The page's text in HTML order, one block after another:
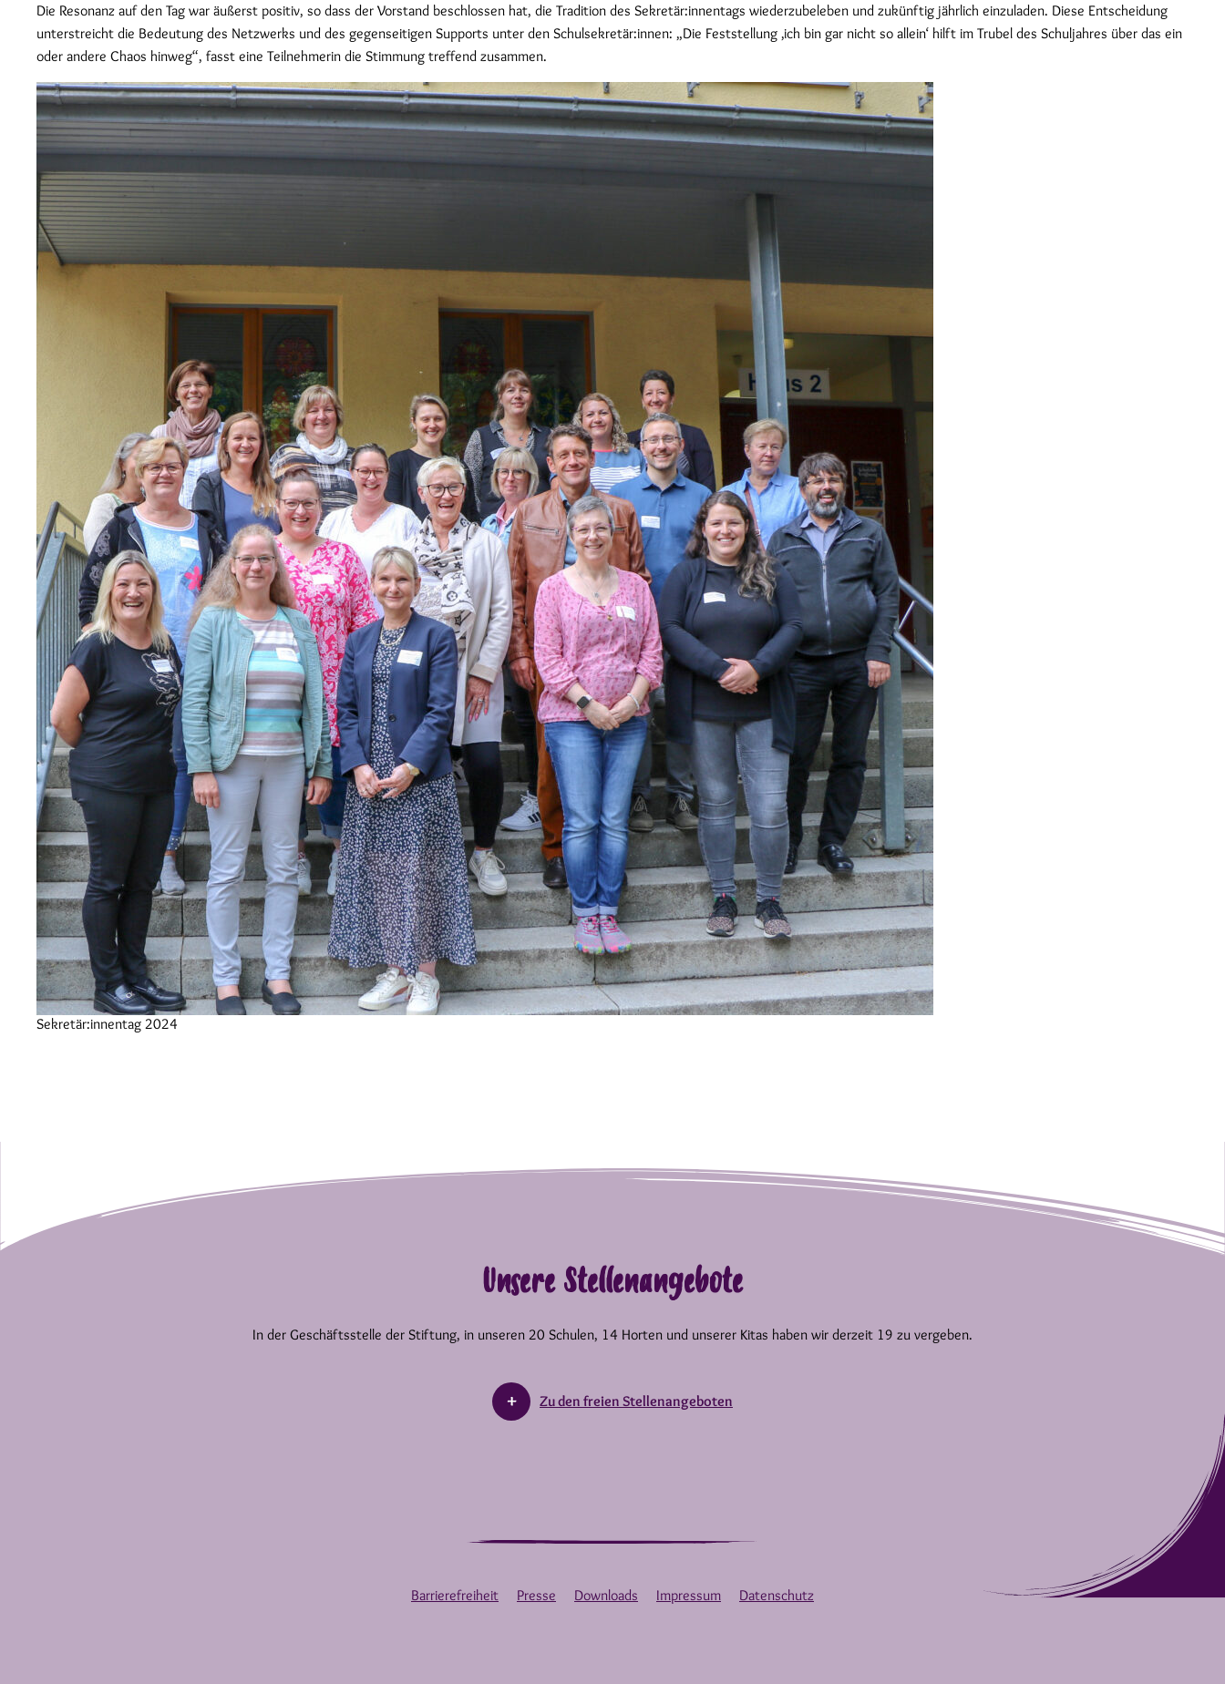
Die Resonanz auf den Tag war äußerst positiv, so dass der Vorstand beschlossen hat, die Tradition des Sekretär:innentags wiederzubeleben und zukünftig jährlich einzuladen. Diese Entscheidung
unterstreicht die Bedeutung des Netzwerks und des gegenseitigen Supports unter den Schulsekretär:innen: „Die Feststellung ‚ich bin gar nicht so allein‘ hilft im Trubel des Schuljahres über das ein
oder andere Chaos hinweg“, fasst eine Teilnehmerin die Stimmung treffend zusammen.
Sekretär:innentag 2024
Unsere Stellenangebote
In der Geschäftsstelle der Stiftung, in unseren 20 Schulen, 14 Horten und unserer Kitas haben wir derzeit 19 zu vergeben.
Zu den freien Stellenangeboten
Barrierefreiheit Presse Downloads Impressum Datenschutz